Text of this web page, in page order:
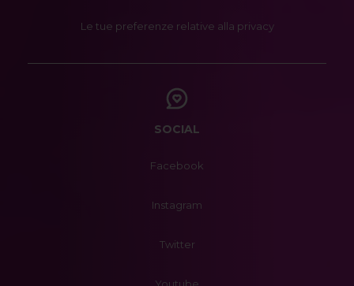
Le tue preferenze relative alla privacy
SOCIAL
Facebook
Instagram
Twitter